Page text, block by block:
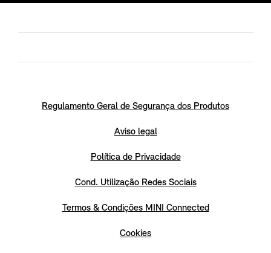
Regulamento Geral de Segurança dos Produtos
Aviso legal
Política de Privacidade
Cond. Utilização Redes Sociais
Termos & Condições MINI Connected
Cookies